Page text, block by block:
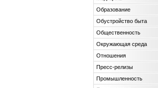
Образование
Обустройство быта
Общественность
Окружающая среда
Отношения
Пресс-релизы
Промышленность